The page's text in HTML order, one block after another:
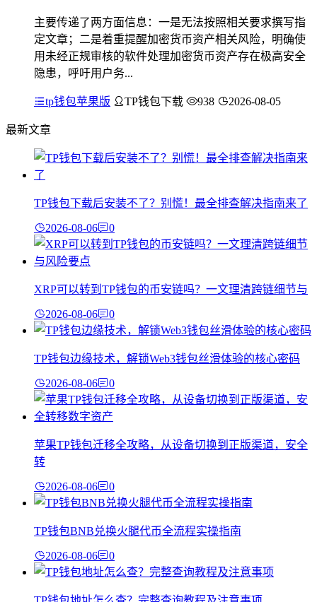
主要传递了两方面信息：一是无法按照相关要求撰写指
定文章；二是着重提醒加密货币资产相关风险，明确使
用未经正规审核的软件处理加密货币资产存在极高安全
隐患，呼吁用户务...
tp钱包苹果版 TP钱包下载 938 2026-08-05
最新文章
TP钱包下载后安装不了？别慌！最全排查解决指南来了
2026-08-06 0
XRP可以转到TP钱包的币安链吗？一文理清跨链细节与
2026-08-06 0
TP钱包边缘技术，解锁Web3钱包丝滑体验的核心密码
2026-08-06 0
苹果TP钱包迁移全攻略，从设备切换到正版渠道，安全
转
2026-08-06 0
TP钱包BNB兑换火腿代币全流程实操指南
2026-08-06 0